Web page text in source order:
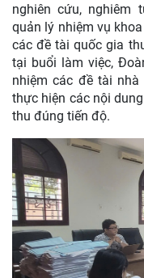
nghiên cứu, nghiêm
quản lý nhiệm vụ
các đề tài quốc gia
tại buổi làm việc,
nhiệm các đề tài
thực hiện các nội
thu đúng tiến độ.